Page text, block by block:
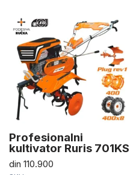
Profesionalni
kultivator Ruris 701KS
din 110.900